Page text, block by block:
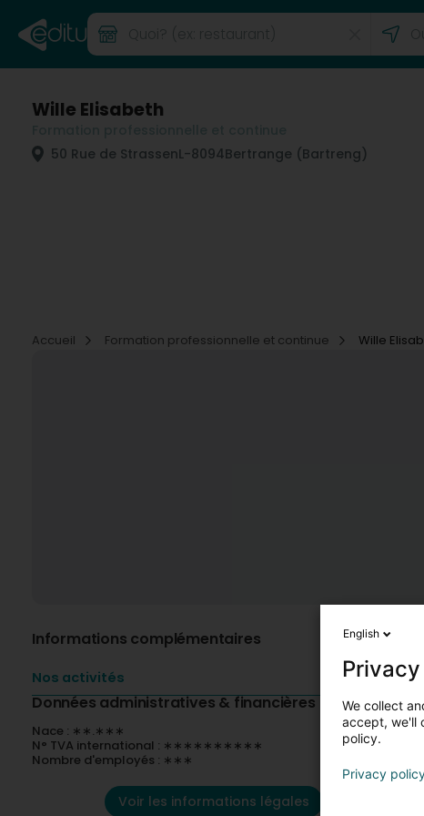
Wille Elisabeth
50 Rue de StrassenL-8094Bertrange (Bartreng)
Accueil
Formation professionnelle et continue Wille
Informations complémentaires
Nos activités
Données administratives & financières
Nace : ∗∗.∗∗∗
N° TVA international : ∗∗∗∗∗∗∗∗∗∗
Nombre d'employés : ∗∗∗
Voir les informations légales
English
We collect
accept, we'll
policy.
Privacy